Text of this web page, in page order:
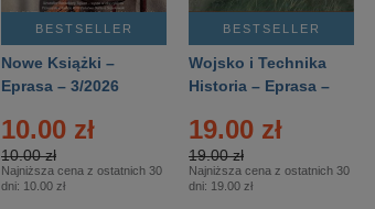
BESTSELLER
Nowe Książki –
Eprasa – 3/2026
10.00 zł
10.00 zł
Najniższa cena z ostatnich 30
dni: 10.00 zł
BESTSELLER
Wojsko i Technika
Historia – Eprasa –
19.00 zł
19.00 zł
Najniższa cena z ostatnich 30
dni: 19.00 zł